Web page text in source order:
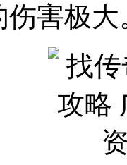
伤害极大